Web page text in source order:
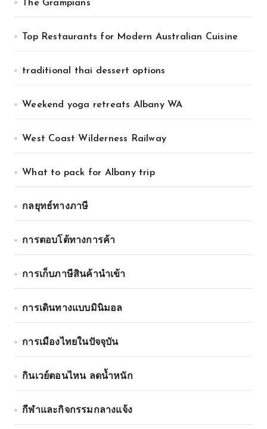
The Grampians
Top Restaurants for Modern Australian Cuisine
traditional thai dessert options
Weekend yoga retreats Albany WA
West Coast Wilderness Railway
What to pack for Albany trip
กลยุทธ์ทางภาษี
การตอบโต้ทางการค้า
การเก็บภาษีสินค้านำเข้า
การเดินทางแบบมินิมอล
การเมืองไทยในปัจจุบัน
กินเวย์ตอนไหน ลดน้ำหนัก
กีฬาและกิจกรรมกลางแจ้ง